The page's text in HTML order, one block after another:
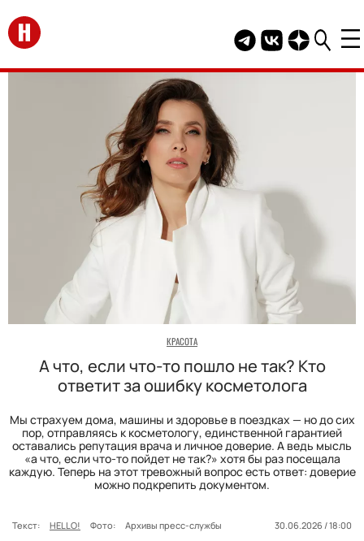
Перейти на главную
Telegram канал
Группа HELLO
Канал
КРАСОТА
А что, если что-то пошло не так? Кто
ответит за ошибку косметолога
Мы страхуем дома, машины и здоровье в поездках — но до сих
пор, отправляясь к косметологу, единственной гарантией
оставались репутация врача и личное доверие. А ведь мысль
«а что, если что-то пойдет не так?» хотя бы раз посещала
каждую. Теперь на этот тревожный вопрос есть ответ: доверие
можно подкрепить документом.
Текст: HELLO! Фото: Архивы пресс-службы
30.06.2026 / 18:00